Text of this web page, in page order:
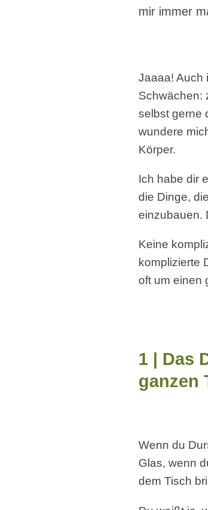
mir immer
Jaaaa! Auch
Schwächen:
selbst gerne
wundere
Körper.
Ich habe dir
die Dinge,
einzubauen.
Keine
komplizierte
oft um einen
1 | Das
ganzen
Wenn du
Glas, wenn
dem Tisch